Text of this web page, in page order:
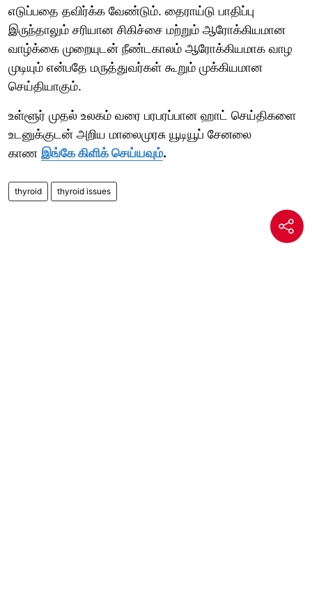
எடுப்பதை தவிர்க்க வேண்டும். தைராய்டு பாதிப்பு
இருந்தாலும் சரியான சிகிச்சை மற்றும் ஆரோக்கியமான
வாழ்க்கை முறையுடன் நீண்டகாலம் ஆரோக்கியமாக வாழ
முடியும் என்பதே மருத்துவர்கள் கூறும் முக்கியமான
செய்தியாகும்.
உள்ளூர் முதல் உலகம் வரை பரபரப்பான ஹாட் செய்திகளை
உடனுக்குடன் அறிய மாலைமுரசு யூடியூப் சேனலை
காண இங்கே கிளிக் செய்யவும்.
thyroid thyroid issues